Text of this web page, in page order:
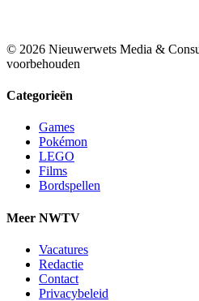
© 2026 Nieuwerwets Media &
voorbehouden
Categorieën
Games
Pokémon
LEGO
Films
Bordspellen
Meer NWTV
Vacatures
Redactie
Contact
Privacybeleid